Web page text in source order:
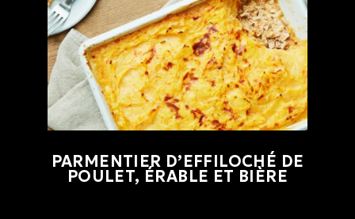
PARMENTIER D’EFFILOCHÉ DE
POULET, ÉRABLE ET BIÈRE